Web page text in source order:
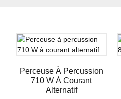
Perceuse À Percussion
710 W À Courant
Alternatif